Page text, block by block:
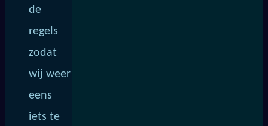
de
regels
zodat
wij weer
eens
iets te